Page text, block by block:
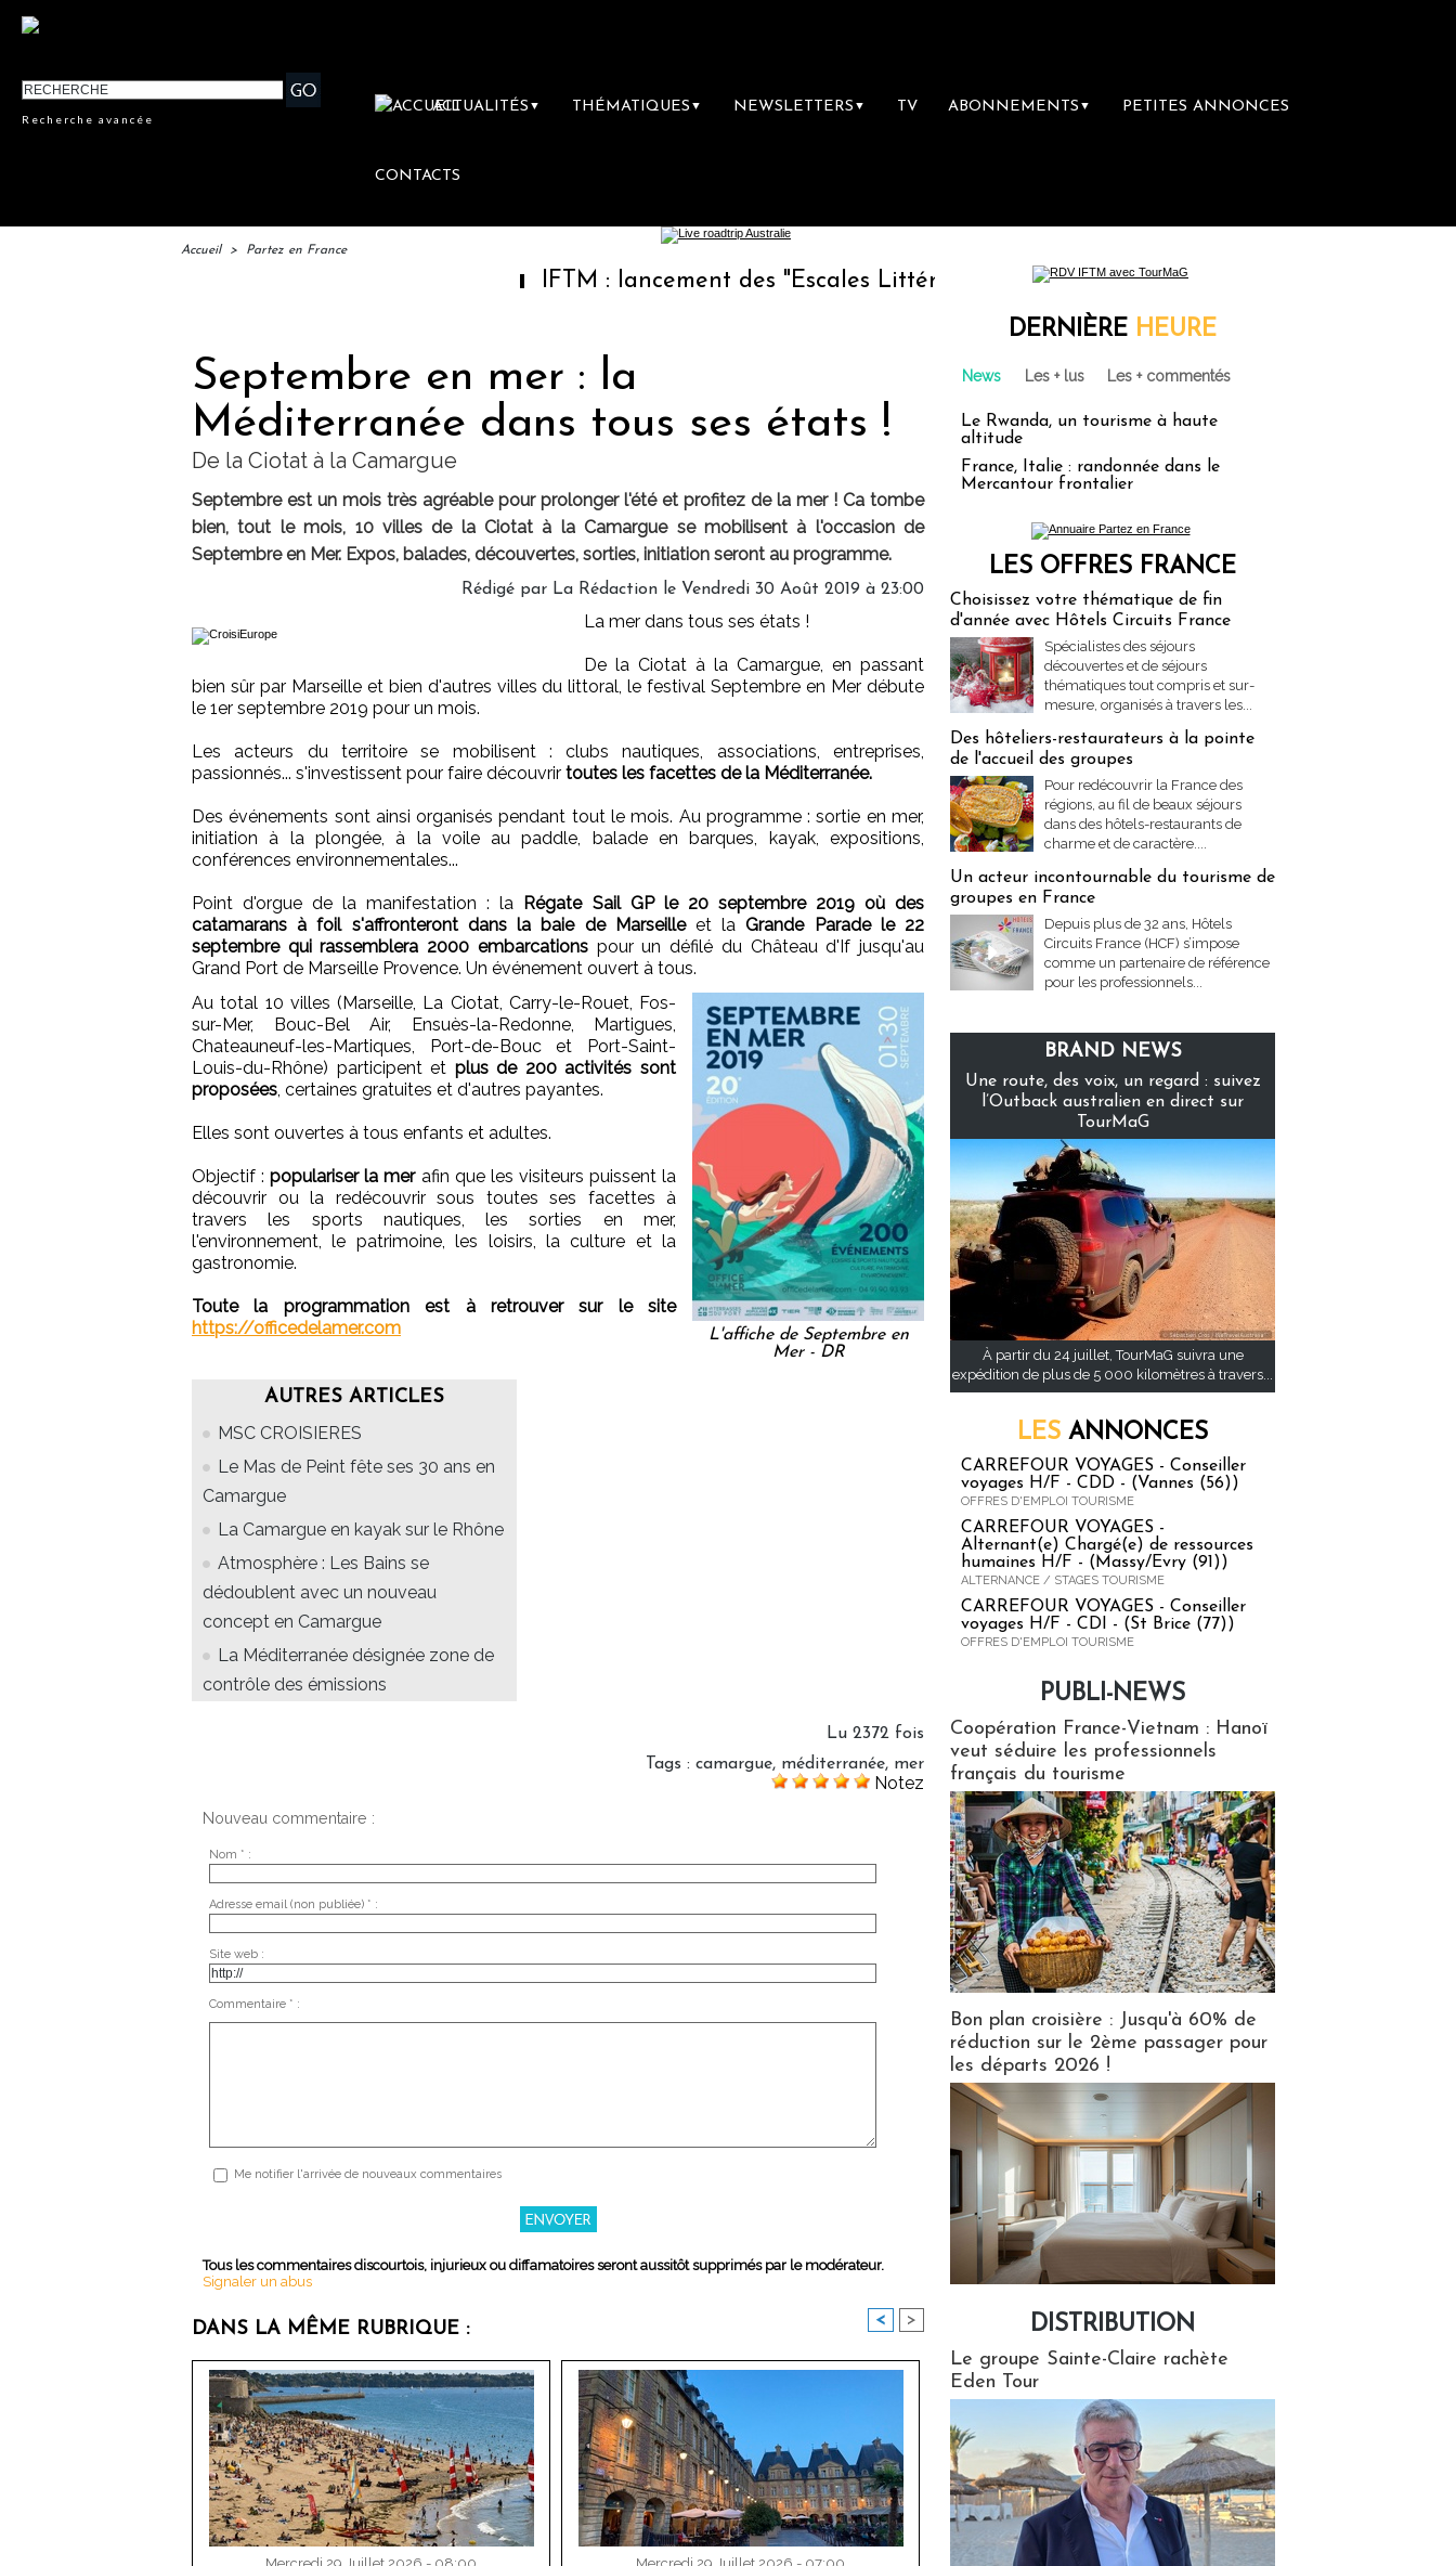
Recherche avancée
ACTUALITÉS ▼ THÉMATIQUES ▼ NEWSLETTERS ▼ TV ABONNEMENTS ▼ PETITES ANNONCES
CONTACTS
Accueil > Partez en France
IFTM : lancement des "Escales Littéraires", la première librairie du voyage
Septembre en mer : la
Méditerranée dans tous ses états !
De la Ciotat à la Camargue
Septembre est un mois très agréable pour prolonger l'été et profitez de la mer ! Ca tombe
bien, tout le mois, 10 villes de la Ciotat à la Camargue se mobilisent à l'occasion de
Septembre en Mer. Expos, balades, découvertes, sorties, initiation seront au programme.
Rédigé par La Rédaction le Vendredi 30 Août 2019 à 23:00
La mer dans tous ses états !
De la Ciotat à la Camargue, en passant
bien sûr par Marseille et bien d'autres villes du littoral, le festival Septembre en Mer débute
le 1er septembre 2019 pour un mois.
Les acteurs du territoire se mobilisent : clubs nautiques, associations, entreprises,
passionnés... s'investissent pour faire découvrir toutes les facettes de la Méditerranée.
Des événements sont ainsi organisés pendant tout le mois. Au programme : sortie en mer,
initiation à la plongée, à la voile au paddle, balade en barques, kayak, expositions,
conférences environnementales...
Point d'orgue de la manifestation : la Régate Sail GP le 20 septembre 2019 où des
catamarans à foil s'affronteront dans la baie de Marseilleet laGrande Parade le 22
septembre qui rassemblera 2000 embarcationspour un défilé du Château d'If jusqu'au
Grand Port de Marseille Provence. Un événement ouvert à tous.
L'affiche de Septembre en
Mer - DR
Au total 10 villes (Marseille, La Ciotat, Carry-le-Rouet, Fos-
sur-Mer, Bouc-Bel Air, Ensuès-la-Redonne, Martigues,
Chateauneuf-les-Martiques, Port-de-Bouc et Port-Saint-
Louis-du-Rhône) participent et plus de 200 activités sont
proposées, certaines gratuites et d'autres payantes.
Elles sont ouvertes à tous enfants et adultes.
Objectif :populariser la merafin que les visiteurs puissent la
découvrir ou la redécouvrir sous toutes ses facettes à
travers les sports nautiques, les sorties en mer,
l'environnement, le patrimoine, les loisirs, la culture et la
gastronomie.
Toute la programmation est à retrouver sur le site
https://officedelamer.com
AUTRES ARTICLES
MSC CROISIERES
Le Mas de Peint fête ses 30 ans en
Camargue
La Camargue en kayak sur le Rhône
Atmosphère : Les Bains se
dédoublent avec un nouveau
concept en Camargue
La Méditerranée désignée zone de
contrôle des émissions
Lu 2372 fois
Tags : camargue, méditerranée, mer
Notez
Nouveau commentaire :
Nom * :
Adresse email (non publiée) * :
Site web :
Commentaire * :
Me notifier l'arrivée de nouveaux commentaires
Tous les commentaires discourtois, injurieux ou diffamatoires seront aussitôt supprimés par le modérateur.
Signaler un abus
DANS LA MÊME RUBRIQUE : < >
DERNIÈRE HEURE
News Les + lus Les + commentés
Le Rwanda, un tourisme à haute
altitude
France, Italie : randonnée dans le
Mercantour frontalier
LES OFFRES FRANCE
Choisissez votre thématique de fin
d'année avec Hôtels Circuits France
Spécialistes des séjours
découvertes et de séjours
thématiques tout compris et sur-
mesure, organisés à travers les...
Des hôteliers-restaurateurs à la pointe
de l'accueil des groupes
Pour redécouvrir la France des
régions, au fil de beaux séjours
dans des hôtels-restaurants de
charme et de caractère....
Un acteur incontournable du tourisme de
groupes en France
Depuis plus de 32 ans, Hôtels
Circuits France (HCF) s’impose
comme un partenaire de référence
pour les professionnels...
BRAND NEWS
Une route, des voix, un regard : suivez
l’Outback australien en direct sur
TourMaG
À partir du 24 juillet, TourMaG suivra une
expédition de plus de 5 000 kilomètres à travers...
LES ANNONCES
CARREFOUR VOYAGES - Conseiller
voyages H/F - CDD - (Vannes (56))
OFFRES D'EMPLOI TOURISME
CARREFOUR VOYAGES -
Alternant(e) Chargé(e) de ressources
humaines H/F - (Massy/Evry (91))
ALTERNANCE / STAGES TOURISME
CARREFOUR VOYAGES - Conseiller
voyages H/F - CDI - (St Brice (77))
OFFRES D'EMPLOI TOURISME
PUBLI-NEWS
Coopération France-Vietnam : Hanoï
veut séduire les professionnels
français du tourisme
Bon plan croisière : Jusqu'à 60% de
réduction sur le 2ème passager pour
les départs 2026 !
DISTRIBUTION
Le groupe Sainte-Claire rachète
Eden Tour